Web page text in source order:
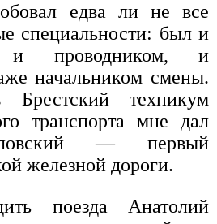
едва ли не все
специальности: был и
и проводником, и
начальником смены.
Брестский техникум
транспорта мне дал
— первый
железной дороги.
поезда Анатолий